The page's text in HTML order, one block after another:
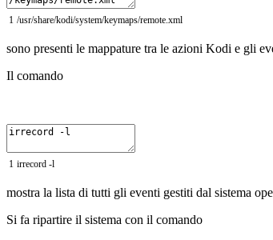
1 /usr/share/kodi/system/keymaps/remote.xml
sono presenti le mappature tra le azioni Kodi e gli
Il comando
1 irrecord -l
mostra la lista di tutti gli eventi gestiti dal sistema
Si fa ripartire il sistema con il comando